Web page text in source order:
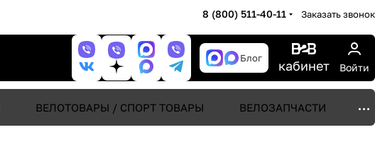
8 (800) 511-40-11 Заказать звонок
Блог кабинет Войти
ВЕЛОТОВАРЫ / СПОРТ ТОВАРЫ ВЕЛОЗАПЧАСТИ